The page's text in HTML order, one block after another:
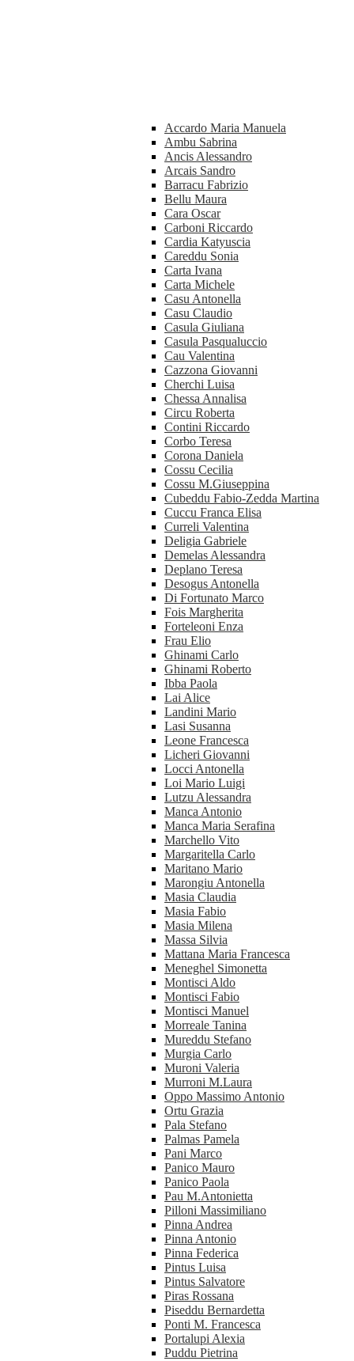
Accardo Maria Manuela
Ambu Sabrina
Ancis Alessandro
Arcais Sandro
Barracu Fabrizio
Bellu Maura
Cara Oscar
Carboni Riccardo
Cardia Katyuscia
Careddu Sonia
Carta Ivana
Carta Michele
Casu Antonella
Casu Claudio
Casula Giuliana
Casula Pasqualuccio
Cau Valentina
Cazzona Giovanni
Cherchi Luisa
Chessa Annalisa
Circu Roberta
Contini Riccardo
Corbo Teresa
Corona Daniela
Cossu Cecilia
Cossu M.Giuseppina
Cubeddu Fabio-Zedda Martina
Cuccu Franca Elisa
Curreli Valentina
Deligia Gabriele
Demelas Alessandra
Deplano Teresa
Desogus Antonella
Di Fortunato Marco
Fois Margherita
Forteleoni Enza
Frau Elio
Ghinami Carlo
Ghinami Roberto
Ibba Paola
Lai Alice
Landini Mario
Lasi Susanna
Leone Francesca
Licheri Giovanni
Locci Antonella
Loi Mario Luigi
Lutzu Alessandra
Manca Antonio
Manca Maria Serafina
Marchello Vito
Margaritella Carlo
Maritano Mario
Marongiu Antonella
Masia Claudia
Masia Fabio
Masia Milena
Massa Silvia
Mattana Maria Francesca
Meneghel Simonetta
Montisci Aldo
Montisci Fabio
Montisci Manuel
Morreale Tanina
Mureddu Stefano
Murgia Carlo
Muroni Valeria
Murroni M.Laura
Oppo Massimo Antonio
Ortu Grazia
Pala Stefano
Palmas Pamela
Pani Marco
Panico Mauro
Panico Paola
Pau M.Antonietta
Pilloni Massimiliano
Pinna Andrea
Pinna Antonio
Pinna Federica
Pintus Luisa
Pintus Salvatore
Piras Rossana
Piseddu Bernardetta
Ponti M. Francesca
Portalupi Alexia
Puddu Pietrina